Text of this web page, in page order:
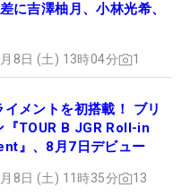
吉澤柚月、小林光希、
8日 (土) 13時04分 1
イメントを初搭載！ ブリ
『TOUR B JGR Roll-in
』、8月7日デビュー
8日 (土) 11時35分 13